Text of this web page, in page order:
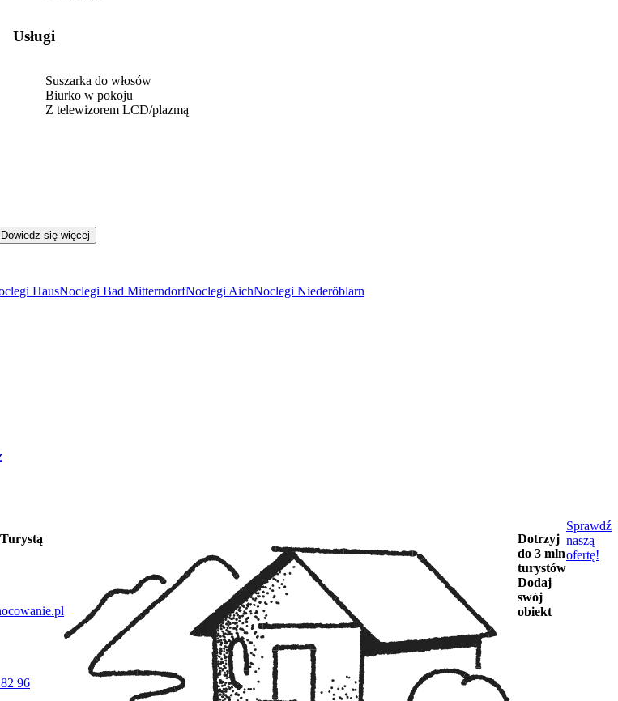
Usługi
Suszarka do włosów
Biurko w pokoju
Z telewizorem LCD/plazmą
Dowiedz się więcej
HausNoclegi Bad MitterndorfNoclegi AichNoclegi Niederöblarn
Turystą
96
Dotrzyj
do 3 mln
turystów
Dodaj
swój
obiekt
Sprawdź
naszą
ofertę!